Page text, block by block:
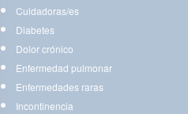
Cuidadoras/es
Diabetes
Dolor crónico
Enfermedad pulmonar
Enfermedades raras
Incontinencia